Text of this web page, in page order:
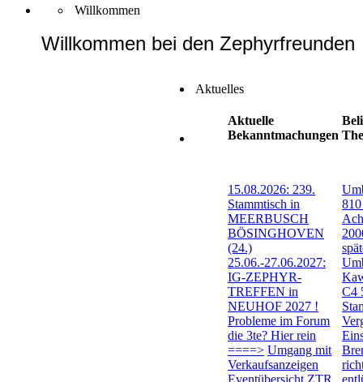
Willkommen
Willkommen bei den Zephyrfreunden
Aktuelles
Aktuelle
Bekanntmachungen
15.08.2026: 239.
Stammtisch in
MEERBUSCH
BÖSINGHOVEN
(24.)
25.06.-27.06.2027:
IG-ZEPHYR-
TREFFEN in
NEUHOF 2027 !
Probleme im Forum
die 3te? Hier rein
====> Umgang mit
Verkaufsanzeigen
Eventübersicht ZTR
C4